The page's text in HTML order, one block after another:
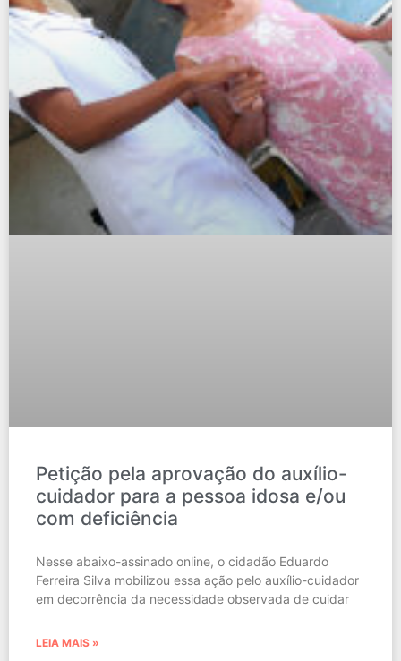
Petição pela aprovação do auxílio-
cuidador para a pessoa idosa e/ou
com deficiência
Nesse abaixo-assinado online, o cidadão Eduardo
Ferreira Silva mobilizou essa ação pelo auxílio-cuidador
em decorrência da necessidade observada de cuidar
LEIA MAIS »